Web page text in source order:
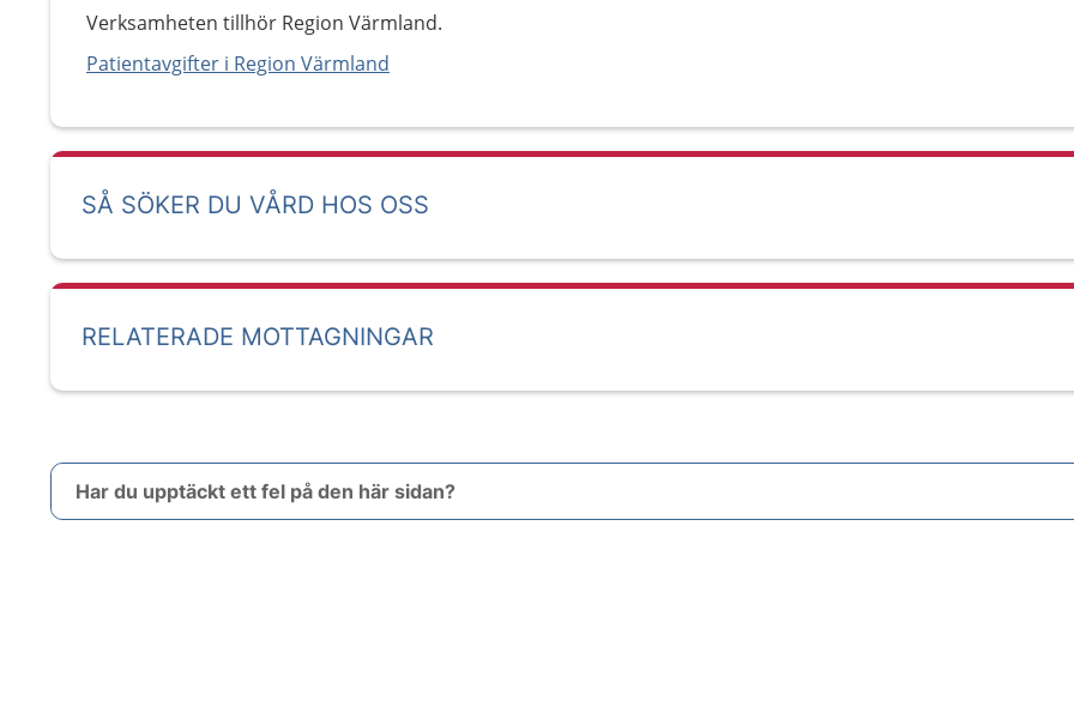
Verksamheten tillhör Region Värmland.
Patientavgifter i Region Värmland
SÅ SÖKER DU VÅRD HOS OSS
RELATERADE MOTTAGNINGAR
Har du upptäckt ett fel på den här sidan?